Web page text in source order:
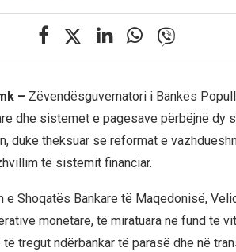
– Zëvendësguvernatori i Bankës
dhe sistemet e pagesave përbëjnë dy
duke theksuar se reformat e
të sistemit financiar.
e Shoqatës Bankare të Maqedonisë,
monetare, të miratuara në fund të
tregut ndërbankar të parasë dhe në